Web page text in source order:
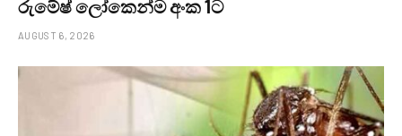
රුමේෂ් ලෝකෙන්ම අංක 1ට
AUGUST 6, 2026